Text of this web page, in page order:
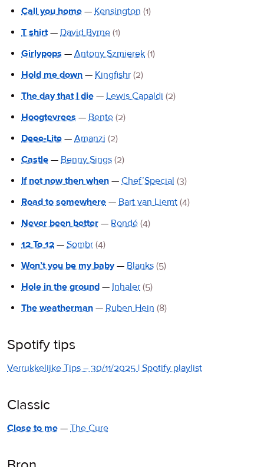
Call you home — Kensington (1)
T shirt— David Byrne (1)
Girlypops — Antony Szmierek (1)
Hold me down — Kingfishr (2)
The day that I die — Lewis Capaldi (2)
Hoogtevrees — Bente (2)
Deee-Lite — Amanzi (2)
Castle — Benny Sings (2)
If not now then when — Chef’Special (3)
Road to somewhere — Bart van Liemt (4)
Never been better — Rondé (4)
12 To 12 — Sombr (4)
Won’t you be my baby— Blanks (5)
Hole in the ground — Inhaler (5)
The weatherman — Ruben Hein (8)
Spotify tips
Verrukkelijke Tips – 30/11/2025 | Spotify playlist
Classic
Close to me — The Cure